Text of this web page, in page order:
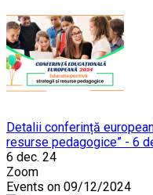
Detalii conferință
resurse pedagogice” - 6
6 dec. 24
Zoom
Events on 09/12/2024